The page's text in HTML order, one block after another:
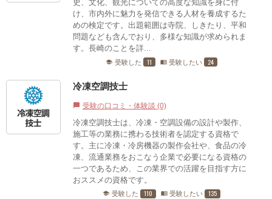
史、文化、観光についての高度な知識を身に付
け、市内外に魅力を発信できる人材を養成するた
めの検定です。出題範囲は寺院、しきたり、平和
問題なども含んでおり、多様な知識が求められま
す。長崎のことを詳...
school 受験した 11 menu_book 受験したい 24
冷凍空調技士
chat_bubble 受験の口コミ・体験談 (0)
冷凍空調技士は、冷凍・空調設備の設計や製作、
施工等の業務に携わる技術者を認定する資格で
す。主に冷凍・冷房機器の製作会社や、食品の冷
凍、流通業務をおこなう企業で必要になる資格の
一つであるため、この業界での活躍を目指す方に
おススメの資格です。
school 受験した 110 menu_book 受験したい 135